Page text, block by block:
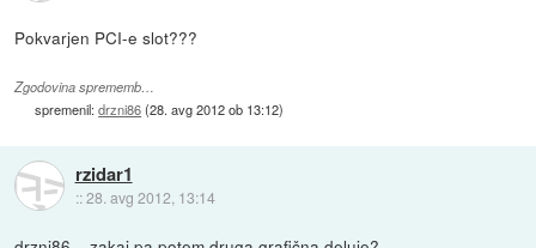
Pokvarjen PCI-e slot???
Zgodovina sprememb…
spremenil:drzni86(28. avg 2012 ob 13:12)
rzidar1
::28. avg 2012, 13:14